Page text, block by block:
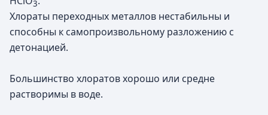
3
Хлораты переходных металлов нестабильны и
способны к самопроизвольному разложению с
детонацией.
Большинство хлоратов хорошо или средне
растворимы в воде.